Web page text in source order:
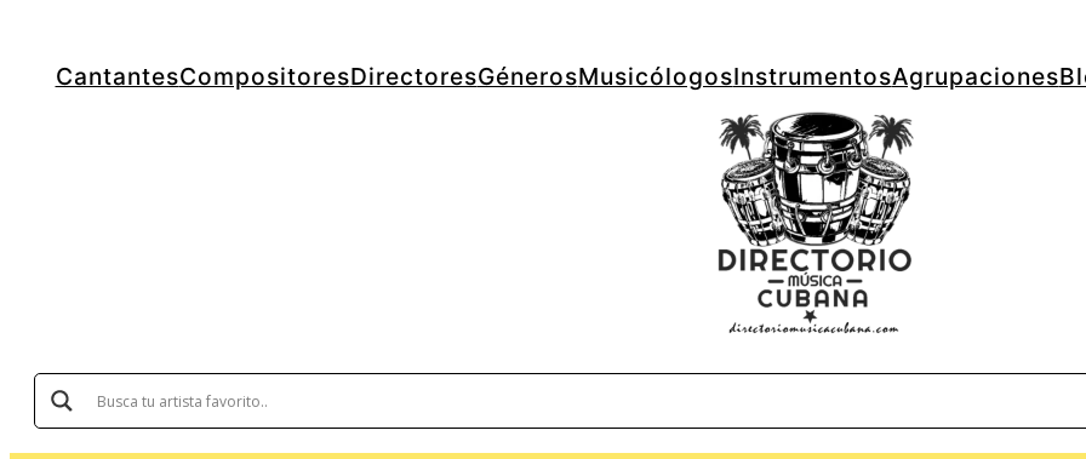
CantantesCompositoresDirectoresGénerosMusicólogosInstrumentosAgrupaciones